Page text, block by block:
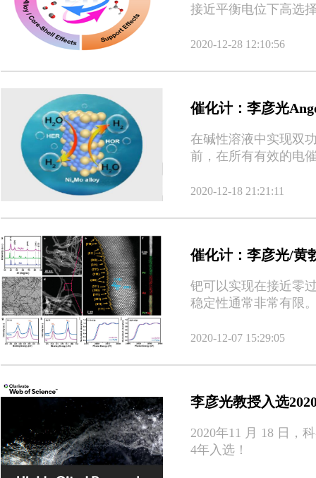
接近平衡电位下高选
应等对Pd 基催化剂性
2020-12-28 12:10:56
催化计：李彦光
在碱性溶液中实现双
前，在所有有效的电
2020-12-18 21:21:11
催化计：李彦光/黄
钯可以实现在接近零
稳定性通常非常有限
2020-12-07 15:29:05
李彦光教授入选
2020年11 月 18 日，
4年入选！